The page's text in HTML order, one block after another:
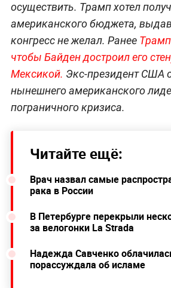
осуществить. Трамп хотел
американского бюджета,
конгресс не желал. Ранее
чтобы Байден достроил его
Мексикой. Экс-президент США
нынешнего американского
пограничного кризиса.
Читайте ещё:
Врач назвал самые
рака в России
В Петербурге перекрыли
за велогонки La Strada
Надежда Савченко
порассуждала об исламе